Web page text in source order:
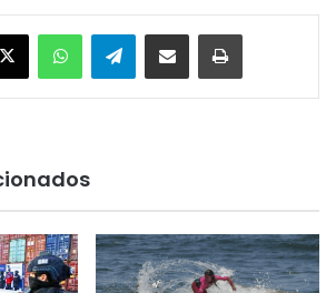
X WhatsAppTelegramEnviar vía email Imprimir